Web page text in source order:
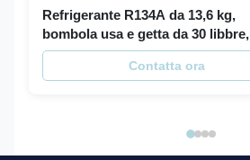
Refrigerante R134A da 13,6 kg,
bombola usa e getta da 30 libbre,
refrigerante HFC
Contatta ora